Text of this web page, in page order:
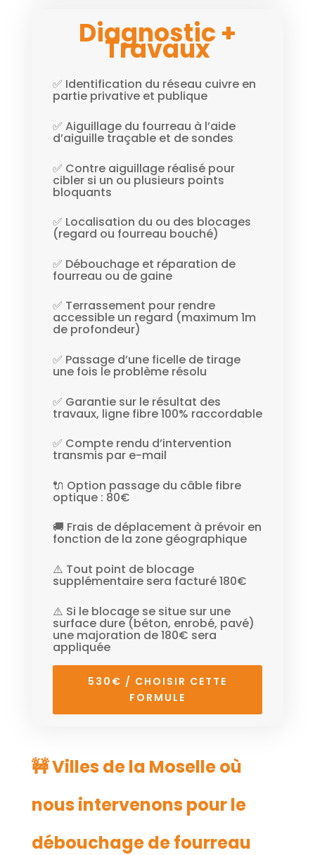
Diagnostic +
Travaux
✅ Identification du réseau cuivre en
partie privative et publique
✅ Aiguillage du fourreau à l’aide
d’aiguille traçable et de sondes
✅ Contre aiguillage réalisé pour
cibler si un ou plusieurs points
bloquants
✅ Localisation du ou des blocages
(regard ou fourreau bouché)
✅ Débouchage et réparation de
fourreau ou de gaine
✅ Terrassement pour rendre
accessible un regard (maximum 1m
de profondeur)
✅ Passage d’une ficelle de tirage
une fois le problème résolu
✅ Garantie sur le résultat des
travaux, ligne fibre 100% raccordable
✅ Compte rendu d’intervention
transmis par e-mail
🔌 Option passage du câble fibre
optique : 80€
🚚 Frais de déplacement à prévoir en
fonction de la zone géographique
⚠️ Tout point de blocage
supplémentaire sera facturé 180€
⚠️ Si le blocage se situe sur une
surface dure (béton, enrobé, pavé)
une majoration de 180€ sera
appliquée
530€ / CHOISIR CETTE
FORMULE
🚧 Villes de la Moselle où
nous intervenons pour le
débouchage de fourreau